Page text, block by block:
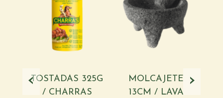
TOSTADAS 325G
/ CHARRAS
MOLCAJETE
13CM / LAVA
‹ ›